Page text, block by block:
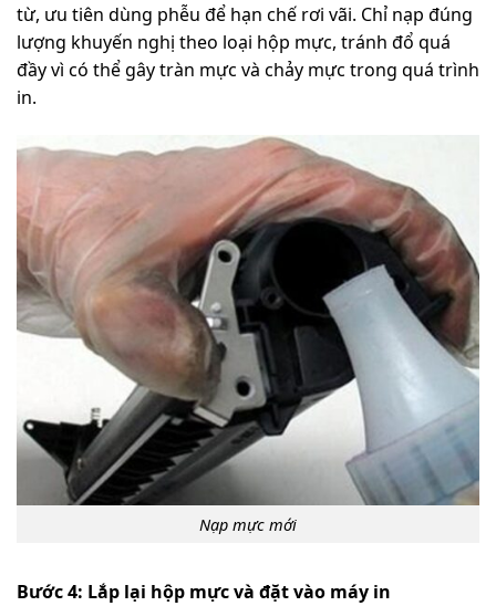
từ, ưu tiên dùng phễu để hạn chế rơi vãi. Chỉ nạp đúng
lượng khuyến nghị theo loại hộp mực, tránh đổ quá
đầy vì có thể gây tràn mực và chảy mực trong quá trình
in.
Nạp mực mới
Bước 4: Lắp lại hộp mực và đặt vào máy in